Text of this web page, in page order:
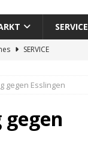
SERVICE
SERVICE
Dillweißenstein
gegen Esslingen